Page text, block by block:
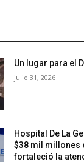
Un lugar para el
julio 31, 2026
Hospital De La
$38 mil millones
fortaleció la